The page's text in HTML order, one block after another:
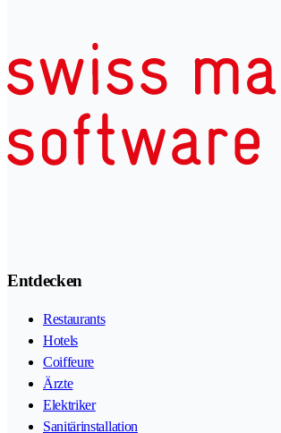
Entdecken
Restaurants
Hotels
Coiffeure
Ärzte
Elektriker
Sanitärinstallation